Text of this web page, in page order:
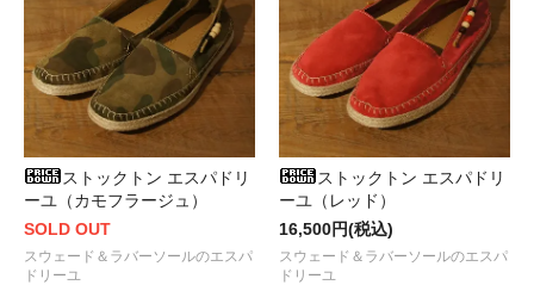
ストックトン エスパドリ
ーユ（カモフラージュ）
SOLD OUT
スウェード＆ラバーソールのエスパ
ドリーユ
ストックトン エスパドリ
ーユ（レッド）
16,500円(税込)
スウェード＆ラバーソールのエスパ
ドリーユ